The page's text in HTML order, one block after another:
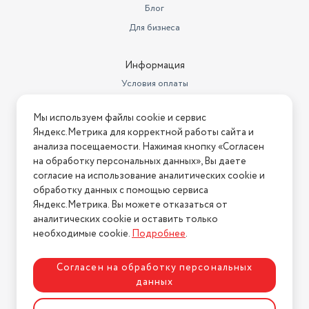
Блог
Для бизнеса
Информация
Условия оплаты
Условия возврата
Нашли ошибку на сайте? Напишите нам
2026 © Интернет-магазин "АстМаркет". У нас есть всё!
Политика конфиденциальности
Разработка сайтаASTDESIGN
Мы используем файлы cookie и сервис
Яндекс.Метрика для корректной работы сайта и
анализа посещаемости. Нажимая кнопку «Согласен
на обработку персональных данных», Вы даете
согласие на использование аналитических cookie и
обработку данных с помощью сервиса
Яндекс.Метрика. Вы можете отказаться от
аналитических cookie и оставить только
необходимые cookie.Подробнее.
Согласен на обработку персональных
данных